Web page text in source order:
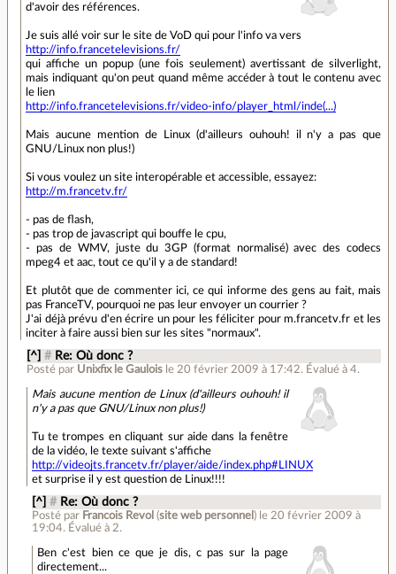
d'avoir des références.
Je suis allé voir sur le site de VoD qui pour l'info va vers
http://info.francetelevisions.fr/
qui affiche un popup (une fois seulement) avertissant de silverlight,
mais indiquant qu'on peut quand même accéder à tout le contenu avec
le lien
http://info.francetelevisions.fr/video-info/player_html/inde(...)
Mais aucune mention de Linux (d'ailleurs ouhouh! il n'y a pas que
GNU/Linux non plus!)
Si vous voulez un site interopérable et accessible, essayez:
http://m.francetv.fr/
- pas de flash,
- pas trop de javascript qui bouffe le cpu,
- pas de WMV, juste du 3GP (format normalisé) avec des codecs
mpeg4 et aac, tout ce qu'il y a de standard!
Et plutôt que de commenter ici, ce qui informe des gens au fait, mais
pas FranceTV, pourquoi ne pas leur envoyer un courrier ?
J'ai déjà prévu d'en écrire un pour les féliciter pour m.francetv.fr et les
inciter à faire aussi bien sur les sites "normaux".
[^] # Re: Où donc ?
Posté par Unixfix le Gaulois le 20 février 2009 à 17:42. Évalué à 4.
Mais aucune mention de Linux (d'ailleurs ouhouh! il
n'y a pas que GNU/Linux non plus!)
Tu te trompes en cliquant sur aide dans la fenêtre
de la vidéo, le texte suivant s'affiche
http://videojts.francetv.fr/player/aide/index.php#LINUX
et surprise il y est question de Linux!!!!
[^] # Re: Où donc ?
Posté par Francois Revol (site web personnel ) le 20 février 2009 à
19:04. Évalué à 2.
Ben c'est bien ce que je dis, c pas sur la page
directement...